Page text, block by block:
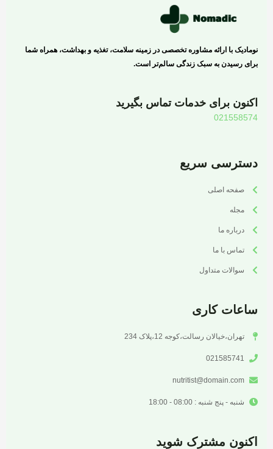
نومادیک با ارائه مشاوره تخصصی در زمینه سلامت، تغذیه و بهداشت، همراه شما
برای رسیدن به سبک زندگی سالم‌تر است.
اکنون برای خدمات تماس بگیرید
021558574
دسترسی سریع
صفحه اصلی
مجله
درباره ما
تماس با ما
سوالات متداول
ساعات کاری
تهران،خیالان رسالت،کوجه 12،پلاک 234
021585741
nutritist@domain.com
شنبه - پنج شنبه : 08:00 - 18:00
اکنون مشترک شوید